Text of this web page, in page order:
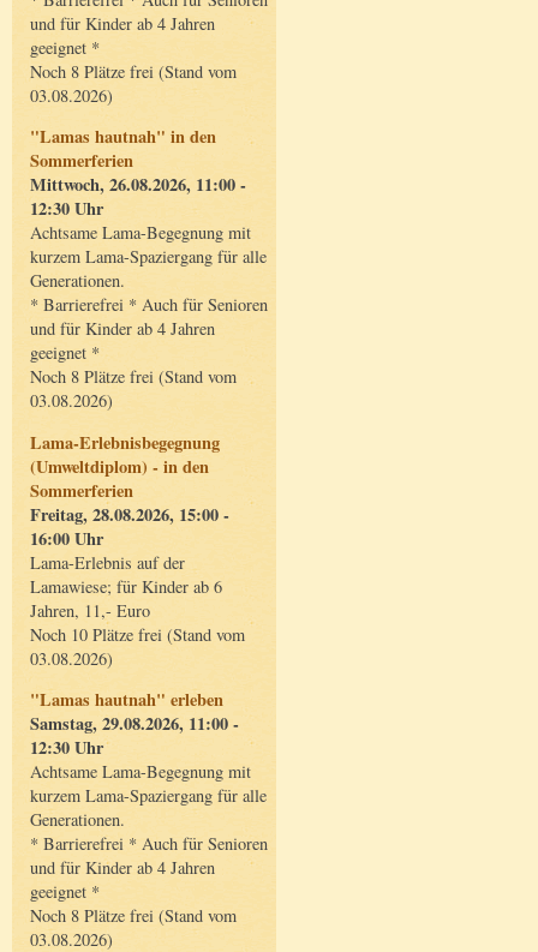
und für Kinder ab 4 Jahren
geeignet *
Noch 8 Plätze frei (Stand vom
03.08.2026)
"Lamas hautnah" in den
Sommerferien
Mittwoch, 26.08.2026, 11:00 -
12:30 Uhr
Achtsame Lama-Begegnung mit
kurzem Lama-Spaziergang für alle
Generationen.
* Barrierefrei * Auch für Senioren
und für Kinder ab 4 Jahren
geeignet *
Noch 8 Plätze frei (Stand vom
03.08.2026)
Lama-Erlebnisbegegnung
(Umweltdiplom) - in den
Sommerferien
Freitag, 28.08.2026, 15:00 -
16:00 Uhr
Lama-Erlebnis auf der
Lamawiese; für Kinder ab 6
Jahren, 11,- Euro
Noch 10 Plätze frei (Stand vom
03.08.2026)
"Lamas hautnah" erleben
Samstag, 29.08.2026, 11:00 -
12:30 Uhr
Achtsame Lama-Begegnung mit
kurzem Lama-Spaziergang für alle
Generationen.
* Barrierefrei * Auch für Senioren
und für Kinder ab 4 Jahren
geeignet *
Noch 8 Plätze frei (Stand vom
03.08.2026)